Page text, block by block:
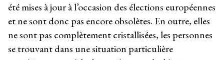
été mises à jour à l’occasion des élections européennes
et ne sont donc pas encore obsolètes. En outre, elles
ne sont pas complètement cristallisées, les personnes
se trouvant dans une situation particulière